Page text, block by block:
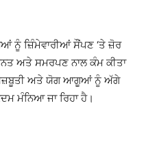
ਨੂੰ ਜ਼ਿੰਮੇਵਾਰੀਆਂ ਸੌਂਪਣ ‘ਤੇ ਜ਼ੋਰ
ਅਤੇ ਸਮਰਪਣ ਨਾਲ ਕੰਮ ਕੀਤਾ
ਅਤੇ ਯੋਗ ਆਗੂਆਂ ਨੂੰ ਅੱਗੇ
ਮੰਨਿਆ ਜਾ ਰਿਹਾ ਹੈ।